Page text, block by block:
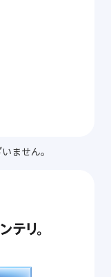
ません。